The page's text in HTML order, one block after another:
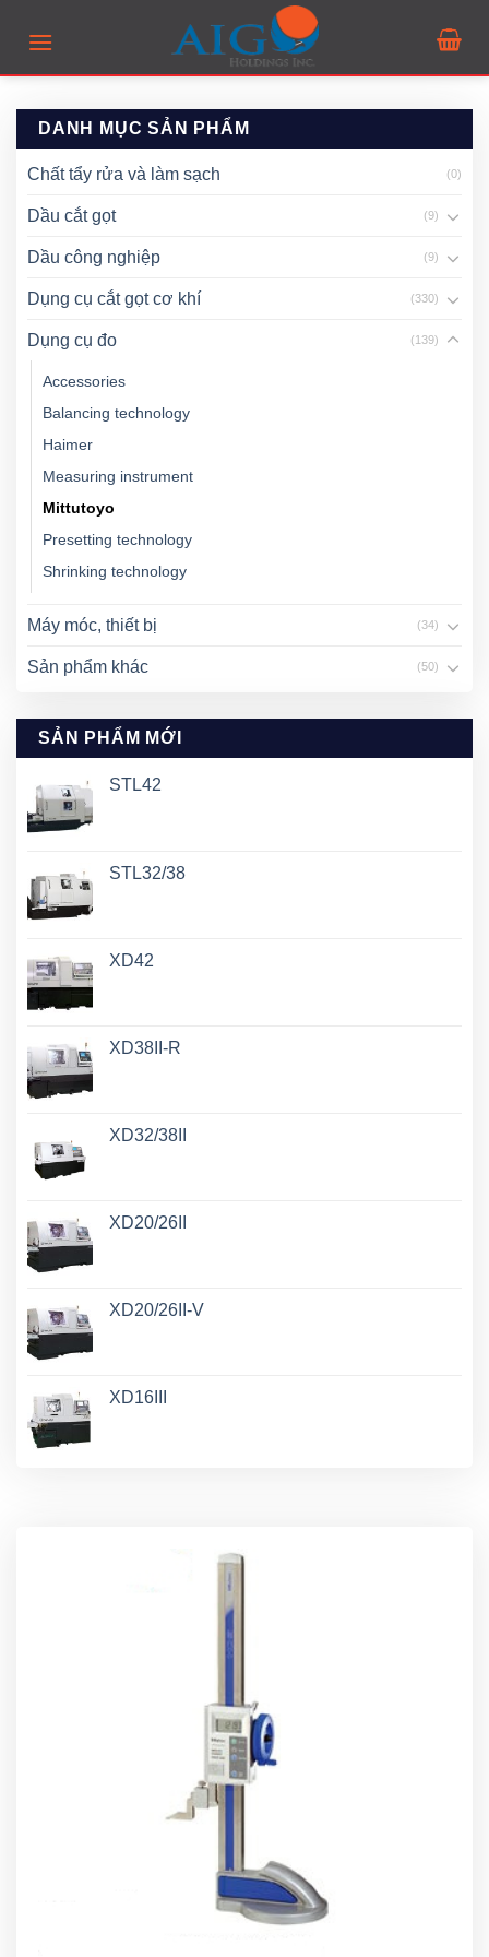
DANH MỤC SẢN PHẨM
Chất tẩy rửa và làm sạch (0)
Dầu cắt gọt (9)
Dầu công nghiệp (9)
Dụng cụ cắt gọt cơ khí (330)
Dụng cụ đo (139)
Accessories
Balancing technology
Haimer
Measuring instrument
Mittutoyo
Presetting technology
Shrinking technology
Máy móc, thiết bị (34)
Sản phẩm khác (50)
SẢN PHẨM MỚI
STL42
STL32/38
XD42
XD38II-R
XD32/38II
XD20/26II
XD20/26II-V
XD16III